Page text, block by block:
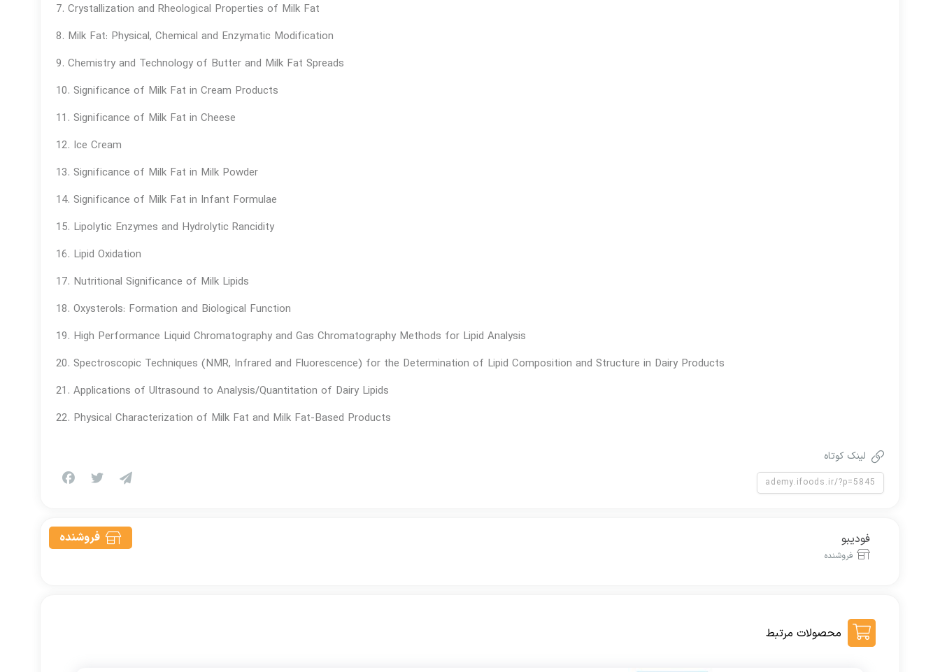
7. Crystallization and Rheological Properties of Milk Fat
8. Milk Fat: Physical, Chemical and Enzymatic Modification
9. Chemistry and Technology of Butter and Milk Fat Spreads
10. Significance of Milk Fat in Cream Products
11. Significance of Milk Fat in Cheese
12. Ice Cream
13. Significance of Milk Fat in Milk Powder
14. Significance of Milk Fat in Infant Formulae
15. Lipolytic Enzymes and Hydrolytic Rancidity
16. Lipid Oxidation
17. Nutritional Significance of Milk Lipids
18. Oxysterols: Formation and Biological Function
19. High Performance Liquid Chromatography and Gas Chromatography Methods for Lipid Analysis
20. Spectroscopic Techniques (NMR, Infrared and Fluorescence) for the Determination of Lipid Composition and Structure in Dairy Products
21. Applications of Ultrasound to Analysis/Quantitation of Dairy Lipids
22. Physical Characterization of Milk Fat and Milk Fat-Based Products
لینک کوتاه
فروشنده فودیبو
فروشنده
محصولات مرتبط